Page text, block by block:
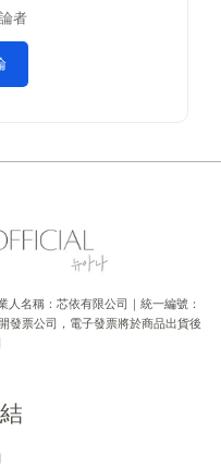
者
人名稱：芯依有限公司｜統一編號：
發票公司，電子發票將於商品出貨後